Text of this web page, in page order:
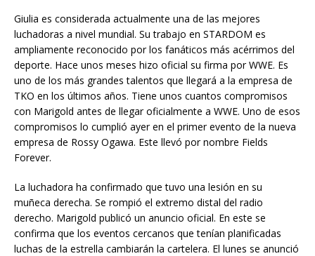
Giulia es considerada actualmente una de las mejores
luchadoras a nivel mundial. Su trabajo en STARDOM es
ampliamente reconocido por los fanáticos más acérrimos del
deporte. Hace unos meses hizo oficial su firma por WWE. Es
uno de los más grandes talentos que llegará a la empresa de
TKO en los últimos años. Tiene unos cuantos compromisos
con Marigold antes de llegar oficialmente a WWE. Uno de esos
compromisos lo cumplió ayer en el primer evento de la nueva
empresa de Rossy Ogawa. Este llevó por nombre Fields
Forever.
La luchadora ha confirmado que tuvo una lesión en su
muñeca derecha. Se rompió el extremo distal del radio
derecho. Marigold publicó un anuncio oficial. En este se
confirma que los eventos cercanos que tenían planificadas
luchas de la estrella cambiarán la cartelera. El lunes se anunció